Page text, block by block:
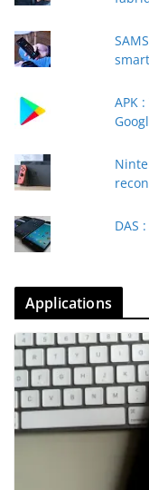
APK
DAS
Applications